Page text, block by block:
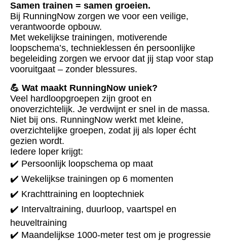
Samen trainen = samen groeien.
Bij RunningNow zorgen we voor een veilige,
verantwoorde opbouw.
Met wekelijkse trainingen, motiverende
loopschema’s, technieklessen én persoonlijke
begeleiding zorgen we ervoor dat jij stap voor stap
vooruitgaat – zonder blessures.
💪 Wat maakt RunningNow uniek?
Veel hardloopgroepen zijn groot en
onoverzichtelijk. Je verdwijnt er snel in de massa.
Niet bij ons. RunningNow werkt met kleine,
overzichtelijke groepen, zodat jij als loper écht
gezien wordt.
Iedere loper krijgt:
✔️ Persoonlijk loopschema op maat
✔️ Wekelijkse trainingen op 6 momenten
✔️ Krachttraining en looptechniek
✔️ Intervaltraining, duurloop, vaartspel en
heuveltraining
✔️ Maandelijkse 1000-meter test om je progressie